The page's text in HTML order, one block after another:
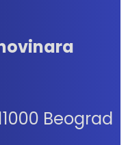
Beograd